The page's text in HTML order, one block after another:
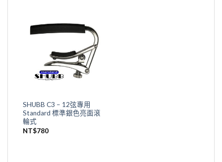
SHUBB C3 – 12弦專用
Standard 標準銀色亮面滾
輪式
NT$780